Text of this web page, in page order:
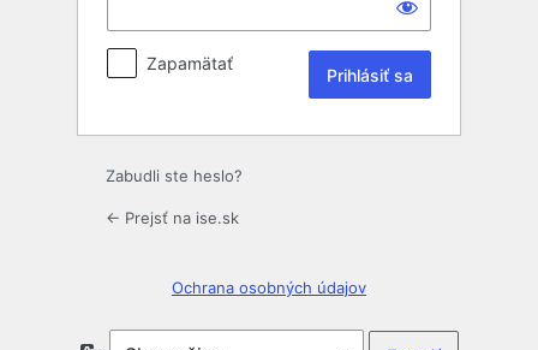
Zapamätať
Zabudli ste heslo?
← Prejsť na ise.sk
Ochrana osobných údajov